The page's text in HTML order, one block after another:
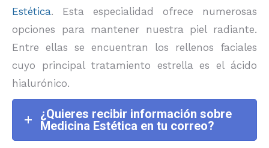
Estética. Esta especialidad ofrece numerosas
opciones para mantener nuestra piel radiante.
Entre ellas se encuentran los rellenos faciales
cuyo principal tratamiento estrella es el ácido
hialurónico.
¿Quieres recibir información sobre
Medicina Estética en tu correo?